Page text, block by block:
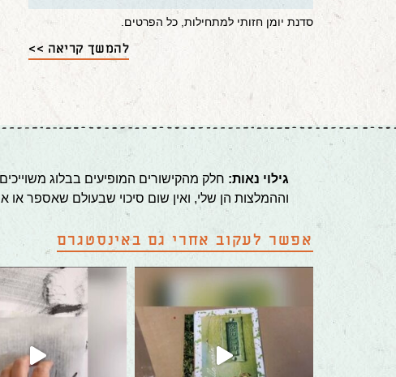
סדנת יומן חזותי למתחילות, כל הפרטים.
להמשך קריאה >>
גילוי נאות: חלק מהקישורים המופיעים בבלוג
וההמלצות הן שלי, ואין שום סיכוי שבעולם שאספר
אפשר לעקוב אחרי גם באינסטגרם
For me, mixed media is all about play and
this will all be covered with a white